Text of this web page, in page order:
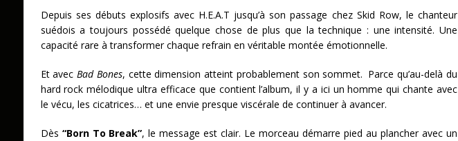
Depuis ses débuts explosifs avec H.E.A.T jusqu’à son passage chez Skid Row, le chanteur
suédois a toujours possédé quelque chose de plus que la technique : une intensité. Une
capacité rare à transformer chaque refrain en véritable montée émotionnelle.
Et avecBad Bones, cette dimension atteint probablement son sommet. Parce qu’au-delà du
hard rock mélodique ultra efficace que contient l’album, il y a ici un homme qui chante avec
le vécu, les cicatrices… et une envie presque viscérale de continuer à avancer.
Dès “Born To Break”, le message est clair. Le morceau démarre pied au plancher avec un